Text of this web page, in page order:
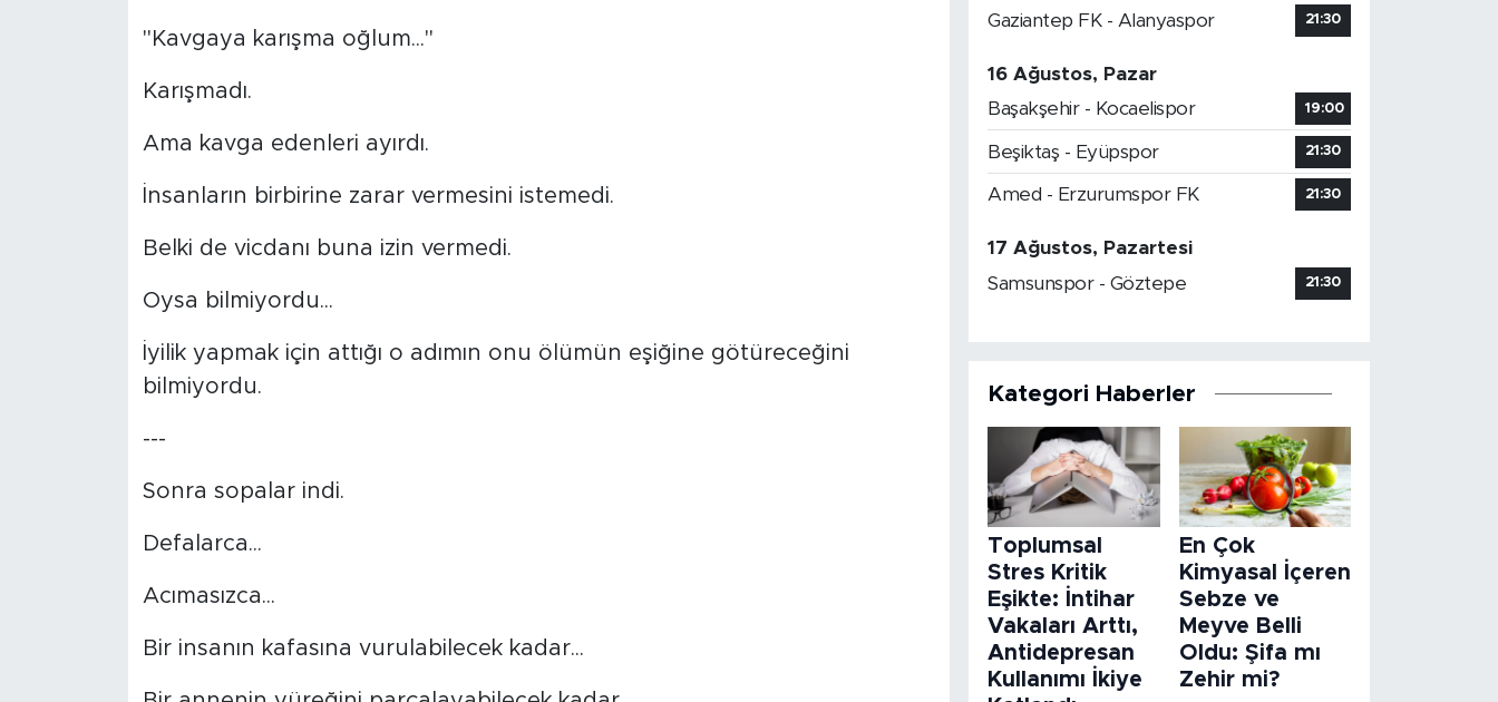
"Kavgaya karışma oğlum..."
Karışmadı.
Ama kavga edenleri ayırdı.
İnsanların birbirine zarar vermesini istemedi.
Belki de vicdanı buna izin vermedi.
Oysa bilmiyordu...
İyilik yapmak için attığı o adımın onu ölümün eşiğine götüreceğini
bilmiyordu.
---
Sonra sopalar indi.
Defalarca...
Acımasızca...
Bir insanın kafasına vurulabilecek kadar...
Gaziantep FK - Alanyaspor 21:30
16 Ağustos, Pazar
Başakşehir - Kocaelispor
19:00
Beşiktaş - Eyüpspor 21:30
Amed - Erzurumspor FK 21:30
17 Ağustos, Pazartesi
Samsunspor - Göztepe
21:30
Kategori Haberler
Toplumsal
Stres Kritik
Eşikte: İntihar
Vakaları Arttı,
Antidepresan
Kullanımı İkiye
En Çok
Kimyasal İçeren
Sebze ve
Meyve Belli
Oldu: Şifa mı
Zehir mi?